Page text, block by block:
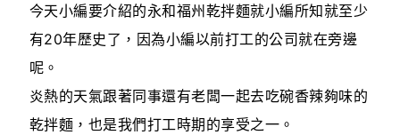
今天小編要介紹的永和福州乾拌麵就小編所知就至少
有20年歷史了，因為小編以前打工的公司就在旁邊
呢。
炎熱的天氣跟著同事還有老闆一起去吃碗香辣夠味的
乾拌麵，也是我們打工時期的享受之一。